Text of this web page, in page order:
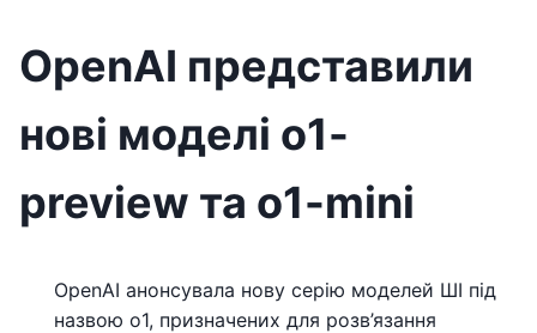
ОpenAI представили
нові моделі o1-
preview та o1-mini
OpenAI анонсувала нову серію моделей ШІ під
назвою o1, призначених для розв’язання